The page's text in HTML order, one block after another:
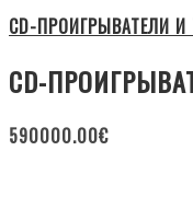
CD-ПРОИГРЫВАТЕЛИ
CD-
590000.00€